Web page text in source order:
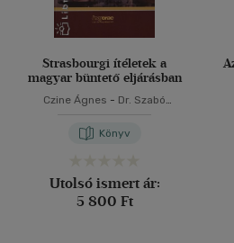
Strasbourgi ítéletek a
magyar büntető eljárásban
Czine Ágnes - Dr. Szabó
Könyv
Utolsó ismert ár:
5 800 Ft